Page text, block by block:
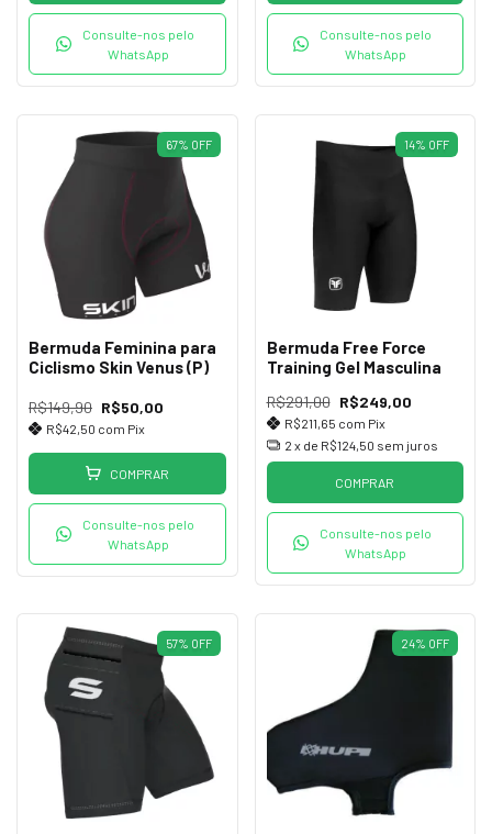
Consulte-nos pelo
WhatsApp
Consulte-nos pelo
WhatsApp
67% OFF
Bermuda Feminina para
Ciclismo Skin Venus (P)
R$149,90 R$50,00
R$42,50 com Pix
COMPRAR
Consulte-nos pelo
WhatsApp
14% OFF
Bermuda Free Force
Training Gel Masculina
R$291,00 R$249,00
R$211,65 com Pix
2 x de R$124,50 sem juros
COMPRAR
Consulte-nos pelo
WhatsApp
57% OFF 24% OFF